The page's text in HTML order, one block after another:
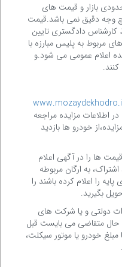
بازار و قیمت های
وجه دقیق نمی باشد.قیمت
دادگستری تایین
مربوط به پلیس مبارزه با
اعلام عمومی می شود.و
اطلاعات مزایده مراجعه
خودرو ها بازدید
ها را در آگهی اعلام
به ارگان مربوطه
را اعلام کرده باشند را
بگیرید.
دولتی و یا شرکت های
متقاضی می بایست قبل
خودرو یا موتور سیکلت،